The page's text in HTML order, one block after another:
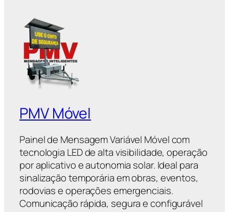
PMV Móvel
Painel de Mensagem Variável Móvel com
tecnologia LED de alta visibilidade, operação
por aplicativo e autonomia solar. Ideal para
sinalização temporária em obras, eventos,
rodovias e operações emergenciais.
Comunicação rápida, segura e configurável